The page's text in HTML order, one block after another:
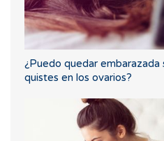
¿Puedo quedar
quistes en los ovarios?